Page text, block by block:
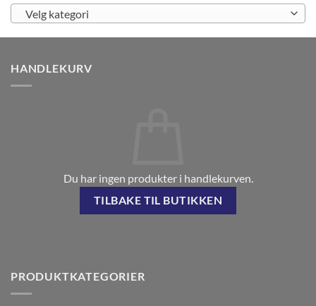
Velg kategori
HANDLEKURV
Du har ingen produkter i handlekurven.
TILBAKE TIL BUTIKKEN
PRODUKTKATEGORIER